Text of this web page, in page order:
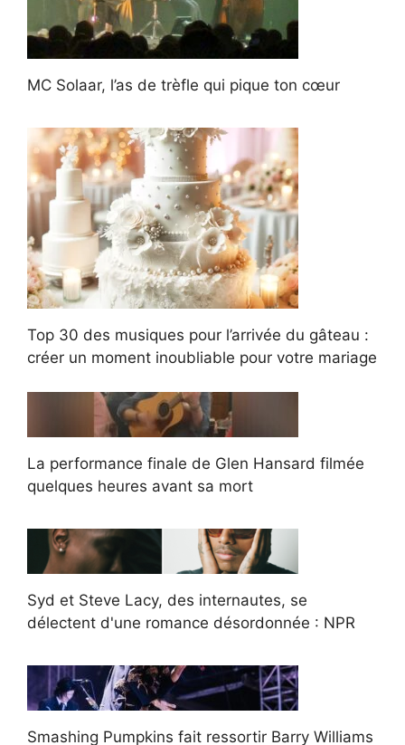
MC Solaar, l’as de trèfle qui pique ton cœur
Top 30 des musiques pour l’arrivée du gâteau :
créer un moment inoubliable pour votre mariage
La performance finale de Glen Hansard filmée
quelques heures avant sa mort
Syd et Steve Lacy, des internautes, se
délectent d'une romance désordonnée : NPR
Smashing Pumpkins fait ressortir Barry Williams